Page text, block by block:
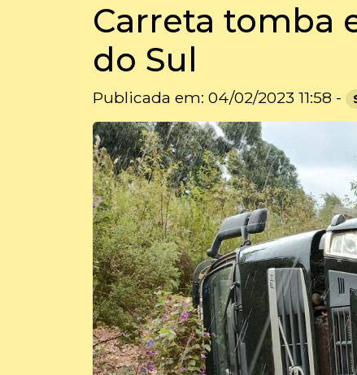
Carreta tomba
do Sul
Publicada em: 04/02/2023 11:58 -